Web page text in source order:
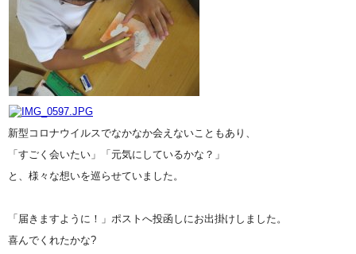
新型コロナウイルスでなかなか会えないこともあり、
「すごく会いたい」「元気にしているかな？」
と、様々な想いを巡らせていました。
「届きますように！」ポストへ投函しにお出掛けしました。
喜んでくれたかな?